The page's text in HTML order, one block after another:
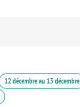
12 décembreau 13 décembre